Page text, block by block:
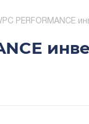
PERFORMANCE